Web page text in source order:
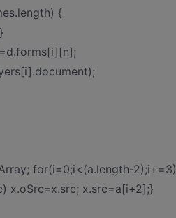
{
for(i=0;i<(a.length-2);i+=3)
x.oSrc=x.src; x.src=a[i+2];}